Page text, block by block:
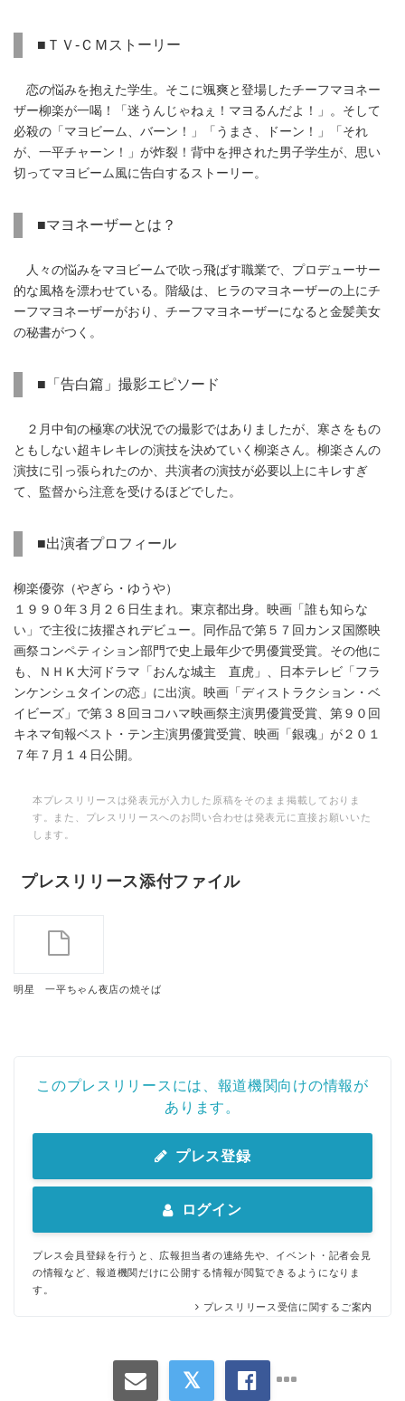
■ＴＶ‐ＣＭストーリー
恋の悩みを抱えた学生。そこに颯爽と登場したチーフマヨネー
ザー柳楽が一喝！「迷うんじゃねぇ！マヨるんだよ！」。そして
必殺の「マヨビーム、バーン！」「うまさ、ドーン！」「それ
が、一平チャーン！」が炸裂！背中を押された男子学生が、思い
切ってマヨビーム風に告白するストーリー。
■マヨネーザーとは？
人々の悩みをマヨビームで吹っ飛ばす職業で、プロデューサー
的な風格を漂わせている。階級は、ヒラのマヨネーザーの上にチ
ーフマヨネーザーがおり、チーフマヨネーザーになると金髪美女
の秘書がつく。
■「告白篇」撮影エピソード
２月中旬の極寒の状況での撮影ではありましたが、寒さをもの
ともしない超キレキレの演技を決めていく柳楽さん。柳楽さんの
演技に引っ張られたのか、共演者の演技が必要以上にキレすぎ
て、監督から注意を受けるほどでした。
■出演者プロフィール
柳楽優弥（やぎら・ゆうや）
１９９０年３月２６日生まれ。東京都出身。映画「誰も知らな
い」で主役に抜擢されデビュー。同作品で第５７回カンヌ国際映
画祭コンペティション部門で史上最年少で男優賞受賞。その他に
も、ＮＨＫ大河ドラマ「おんな城主 直虎」、日本テレビ「フラ
ンケンシュタインの恋」に出演。映画「ディストラクション・ベ
イビーズ」で第３８回ヨコハマ映画祭主演男優賞受賞、第９０回
キネマ旬報ベスト・テン主演男優賞受賞、映画「銀魂」が２０１
７年７月１４日公開。
本プレスリリースは発表元が入力した原稿をそのまま掲載しておりま
す。また、プレスリリースへのお問い合わせは発表元に直接お願いいた
します。
プレスリリース添付ファイル
明星 一平ちゃん夜店の焼そば
このプレスリリースには、報道機関向けの情報が
あります。
プレス登録
ログイン
プレス会員登録を行うと、広報担当者の連絡先や、イベント・記者会見
の情報など、報道機関だけに公開する情報が閲覧できるようになりま
す。
プレスリリース受信に関するご案内